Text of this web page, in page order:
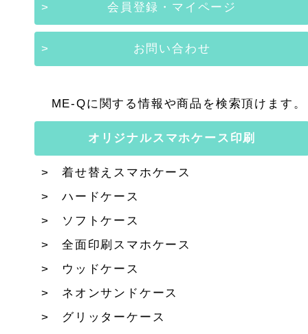
会員登録・マイページ
お問い合わせ
ME-Qに関する情報や商品を検索頂けます。
オリジナルスマホケース印刷
着せ替えスマホケース
ハードケース
ソフトケース
全面印刷スマホケース
ウッドケース
ネオンサンドケース
グリッターケース